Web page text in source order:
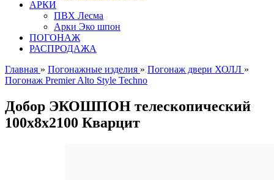
АРКИ
ПВХ Лесма
Арки Эко шпон
ПОГОНАЖ
РАСПРОДАЖА
Главная » Погонажные изделия » Погонаж двери ХОЛЛ »
Погонаж Premier Alto Style Techno
Добор ЭКОШПОН телескопический
100х8х2100 Кварцит